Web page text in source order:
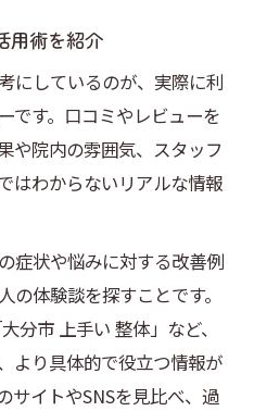
用術を紹介
にしているのが、実際に利
です。口コミやレビューを
や院内の雰囲気、スタッフ
はわからないリアルな情報
症状や悩みに対する改善例
体験談を探すことです。
分市 上手い 整体」など、
より具体的で役立つ情報が
サイトやSNSを見比べ、過